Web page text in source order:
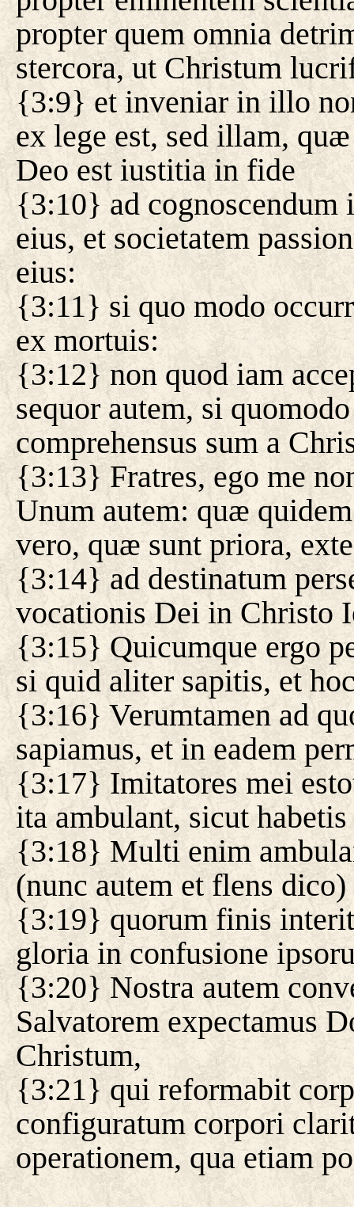
propter quem omnia
stercora, ut Christum
{3:9} et inveniar in illo
ex lege est, sed illam,
Deo est iustitia in fide
{3:10} ad
eius, et societatem
eius:
{3:11} si quo modo
ex mortuis:
{3:12} non quod iam
sequor autem, si
comprehensus sum a
{3:13} Fratres, ego me
Unum autem: quæ
vero, quæ sunt priora,
{3:14} ad destinatum
vocationis Dei in Christo
{3:15} Quicumque ergo
si quid aliter sapitis, et
{3:16} Verumtamen ad
sapiamus, et in eadem
{3:17} Imitatores mei
ita ambulant, sicut
{3:18} Multi enim
(nunc autem et flens
{3:19} quorum finis
gloria in confusione
{3:20} Nostra autem
Salvatorem expectamus
Christum,
{3:21} qui reformabit
configuratum corpori
operationem, qua etiam